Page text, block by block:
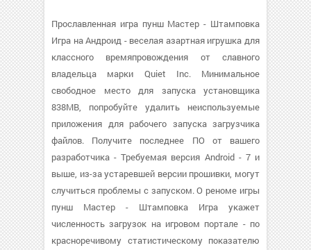
Прославленная игра пунш Мастер - Штамповка
Игра на Андроид - веселая азартная игрушка для
классного времяпровождения от славного
владельца марки Quiet Inc. Минимальное
свободное место для запуска установщика
838MB, попробуйте удалить неиспользуемые
приложения для рабочего запуска загрузчика
файлов. Получите последнее ПО от вашего
разработчика - Требуемая версия Android - 7 и
выше, из-за устаревшей версии прошивки, могут
случиться проблемы с запуском. О реноме игры
пунш Мастер - Штамповка Игра укажет
численность загрузок на игровом портале - по
красноречивому статистическому показателю